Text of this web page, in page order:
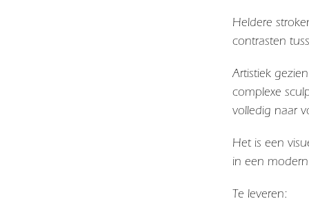
Heldere
contrasten
Artistiek
complexe
volledig naar
Het is een
in een
Te leveren: